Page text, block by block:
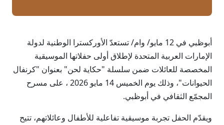
أبوظبي في 12 مايو/ وام/ تستعدّ الأوركسترا الوطنية لدولة
الإمارات العربية المتحدة لإطلاق أولى حفلاتها الموسيقية
المخصصة للعائلات ضمن سلسلة "حكاية لحن" بعنوان "كرنفال
الحيوانات"، وذلك يوم الخميس 14 مايو 2026 ، على مسرح
المجمّع الثقافي في أبوظبي.
ويقدّم الحفل تجربة موسيقية تفاعلية للأطفال وعائلاتهم، تتيح